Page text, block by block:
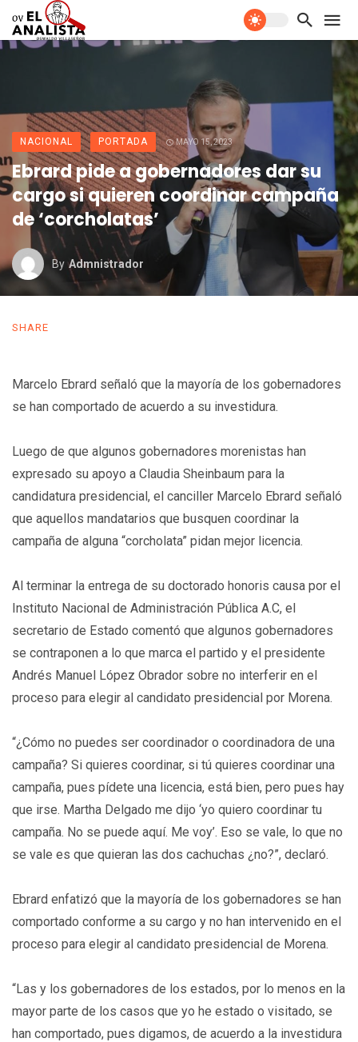
NACIONAL PORTADA MAYO 15, 2023
Ebrard pide a gobernadores dar su
cargo si quieren coordinar campaña
de ‘corcholatas’
By Admnistrador
SHARE
Marcelo Ebrard señaló que la mayoría de los gobernadores
se han comportado de acuerdo a su investidura.
Luego de que algunos gobernadores morenistas han
expresado su apoyo a Claudia Sheinbaum para la
candidatura presidencial, el canciller Marcelo Ebrard señaló
que aquellos mandatarios que busquen coordinar la
campaña de alguna “corcholata” pidan mejor licencia.
Al terminar la entrega de su doctorado honoris causa por el
Instituto Nacional de Administración Pública A.C, el
secretario de Estado comentó que algunos gobernadores
se contraponen a lo que marca el partido y el presidente
Andrés Manuel López Obrador sobre no interferir en el
proceso para elegir al candidato presidencial por Morena.
“¿Cómo no puedes ser coordinador o coordinadora de una
campaña? Si quieres coordinar, si tú quieres coordinar una
campaña, pues pídete una licencia, está bien, pero pues hay
que irse. Martha Delgado me dijo ‘yo quiero coordinar tu
campaña. No se puede aquí. Me voy’. Eso se vale, lo que no
se vale es que quieran las dos cachuchas ¿no?”, declaró.
Ebrard enfatizó que la mayoría de los gobernadores se han
comportado conforme a su cargo y no han intervenido en el
proceso para elegir al candidato presidencial de Morena.
“Las y los gobernadores de los estados, por lo menos en la
mayor parte de los casos que yo he estado o visitado, se
han comportado, pues digamos, de acuerdo a la investidura